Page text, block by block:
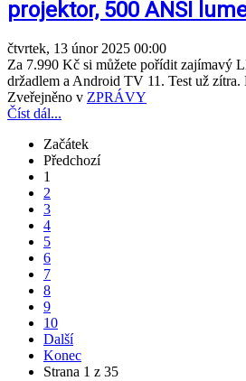
projektor, 500 ANSI
čtvrtek, 13 únor 2025 00:00
Za 7.990 Kč si můžete pořídit zajímavý
držadlem a Android TV 11. Test už zítra.
Zveřejněno v ZPRÁVY
Číst dál...
Začátek
Předchozí
1
2
3
4
5
6
7
8
9
10
Další
Konec
Strana 1 z 35